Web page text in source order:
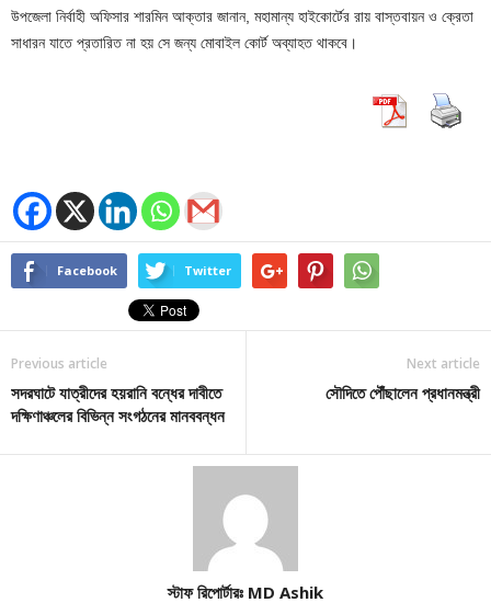
উপজেলা নির্বাহী অফিসার শারমিন আক্তার জানান, মহামান্য হাইকোর্টের রায় বাস্তবায়ন ও ক্রেতা
সাধারন যাতে প্রতারিত না হয় সে জন্য মোবাইল কোর্ট অব্যাহত থাকবে।
Facebook Twitter
Previous article
সদরঘাটে যাত্রীদের হয়রানি বন্ধের দাবীতে
দক্ষিণাঞ্চলের বিভিন্ন সংগঠনের মানববন্ধন
Next article
সৌদিতে পৌঁছালেন প্রধানমন্ত্রী
স্টাফ রিপোর্টারঃ MD Ashik